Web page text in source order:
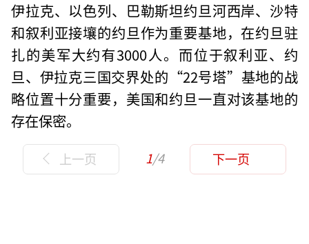
伊拉克、以色列、巴勒斯坦约旦河西岸、沙特
和叙利亚接壤的约旦作为重要基地，在约旦驻
扎的美军大约有3000人。而位于叙利亚、约
旦、伊拉克三国交界处的“22号塔”基地的战
略位置十分重要，美国和约旦一直对该基地的
存在保密。
上一页 1/4 下一页